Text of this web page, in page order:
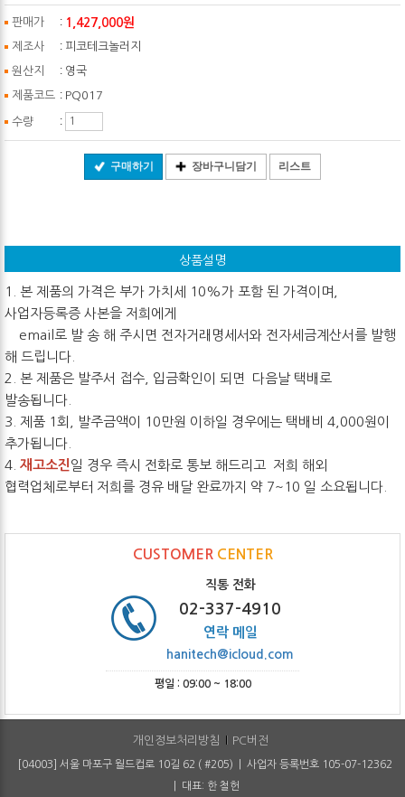
판매가 : 1,427,000원
제조사 : 피코테크놀러지
원산지 : 영국
제품코드 : PQ017
수량 :
구매하기 장바구니담기 리스트
상품설명
1. 본 제품의 가격은 부가 가치세 10%가 포함 된 가격이며,
사업자등록증 사본을 저희에게
email로 발 송 해 주시면 전자거래명세서와 전자세금계산서를 발행
해 드립니다.
2. 본 제품은 발주서 접수, 입금확인이 되면 다음날 택배로
발송됩니다.
3. 제품 1회, 발주금액이 10만원 이하일 경우에는 택배비 4,000원이
추가됩니다.
4. 재고소진 일 경우 즉시 전화로 통보 해드리고 저희 해외
협력업체로부터 저희를 경유 배달 완료까지 약 7~10 일 소요됩니다.
CUSTOMER CENTER
직통 전화
02-337-4910
연락 메일
hanitech@icloud.com
평일 : 09:00 ~ 18:00
개인정보처리방침 PC버전
[04003] 서울 마포구 월드컵로 10길 62 ( #205) | 사업자 등록번호 105-07-12362
| 대표: 한 철헌